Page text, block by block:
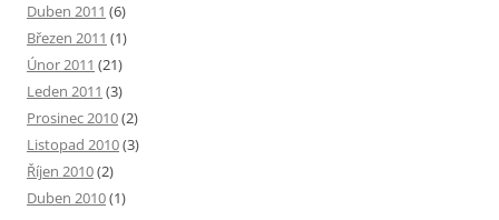
Duben 2011 (6)
Březen 2011 (1)
Únor 2011 (21)
Leden 2011 (3)
Prosinec 2010(2)
Listopad 2010(3)
Říjen 2010(2)
Duben 2010(1)